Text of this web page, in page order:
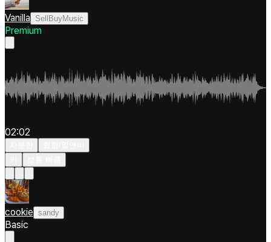
Vanilla SellBuyMusic
Premium
02:02
cookie sandy
Basic